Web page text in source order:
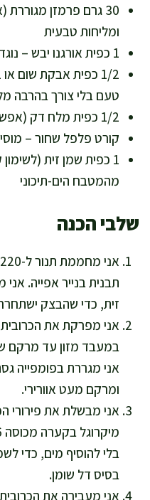
30 גרם פרמזן
ומליחות טבעית
1 כפית אורגנו יבש – נוגדי חמצון וניחוח של פיצרייה
טעם בלי צורך בהרבה
1/2 כפית מלח דק (אפשר להפחית) – לאיזון טעמים
קורט פלפל שחור –
1 כפית שמן זית
מהמטבח הים-תיכוני
שלבי הכנה
תבנית בנייר אפייה.
זית, כדי שהבצק
אני מפרקת את
במעבד מזון עד מרקם
אני מגררת בפומפייה
ומרקם מעט אוורירי.
בלי להוסיף מים, כדי
בסיס דל שומן.